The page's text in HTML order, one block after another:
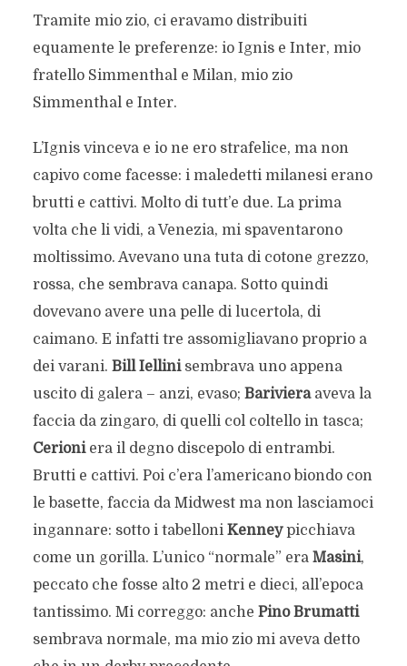
Tramite mio zio, ci eravamo distribuiti
equamente le preferenze: io Ignis e Inter, mio
fratello Simmenthal e Milan, mio zio
Simmenthal e Inter.
L’Ignis vinceva e io ne ero strafelice, ma non
capivo come facesse: i maledetti milanesi erano
brutti e cattivi. Molto di tutt’e due. La prima
volta che li vidi, a Venezia, mi spaventarono
moltissimo. Avevano una tuta di cotone grezzo,
rossa, che sembrava canapa. Sotto quindi
dovevano avere una pelle di lucertola, di
caimano. E infatti tre assomigliavano proprio a
dei varani. Bill Iellinisembrava uno appena
uscito di galera – anzi, evaso; Barivieraaveva la
faccia da zingaro, di quelli col coltello in tasca;
Cerioniera il degno discepolo di entrambi.
Brutti e cattivi. Poi c’era l’americano biondo con
le basette, faccia da Midwest ma non lasciamoci
ingannare: sotto i tabelloni Kenneypicchiava
come un gorilla. L’unico “normale” era Masini,
peccato che fosse alto 2 metri e dieci, all’epoca
tantissimo. Mi correggo: anche Pino Brumatti
sembrava normale, ma mio zio mi aveva detto